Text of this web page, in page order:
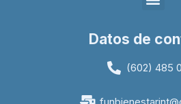
Datos de
(602) 485